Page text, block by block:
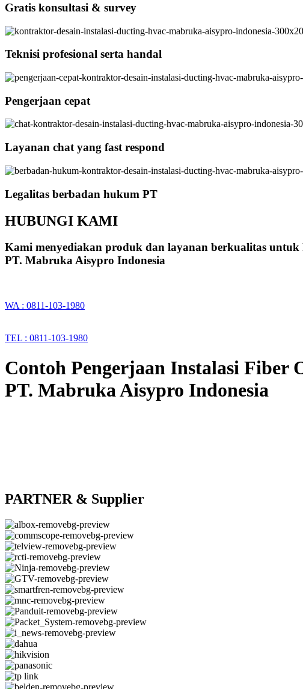
Gratis konsultasi & survey
Teknisi profesional serta handal
Pengerjaan cepat
Layanan chat yang fast respond
Legalitas berbadan hukum PT
HUBUNGI KAMI
Kami menyediakan produk dan layanan berkualitas
PT. Mabruka Aisypro Indonesia
WA : 0811-103-1980
TEL : 0811-103-1980
Contoh Pengerjaan Instalasi Fiber
PT. Mabruka Aisypro Indonesia
PARTNER & Supplier